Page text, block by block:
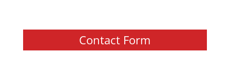
Contact Form